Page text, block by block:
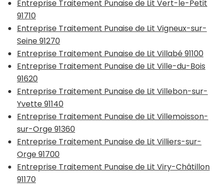
Entreprise Traitement Punaise de Lit Vert-le-Petit
91710
Entreprise Traitement Punaise de Lit Vigneux-sur-
Seine 91270
Entreprise Traitement Punaise de Lit Villabé 91100
Entreprise Traitement Punaise de Lit Ville-du-Bois
91620
Entreprise Traitement Punaise de Lit Villebon-sur-
Yvette 91140
Entreprise Traitement Punaise de Lit Villemoisson-
sur-Orge 91360
Entreprise Traitement Punaise de Lit Villiers-sur-
Orge 91700
Entreprise Traitement Punaise de Lit Viry-Châtillon
91170